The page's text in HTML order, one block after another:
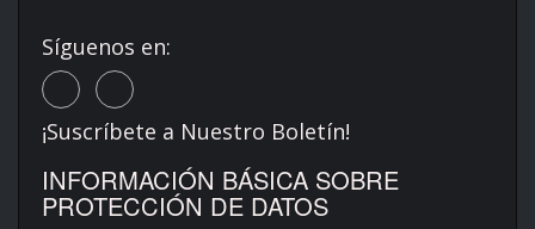
Síguenos en:
¡Suscríbete a Nuestro Boletín!
INFORMACIÓN BÁSICA SOBRE
PROTECCIÓN DE DATOS